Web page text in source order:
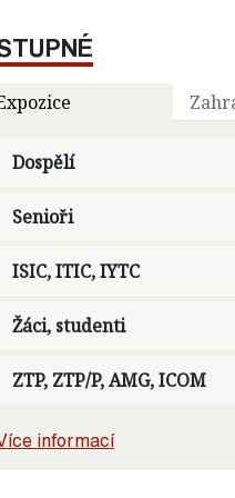
Dospělí
Senioři
ISIC, ITIC, IYTC
Žáci, studenti
ZTP, ZTP/P, AMG, ICOM
informací